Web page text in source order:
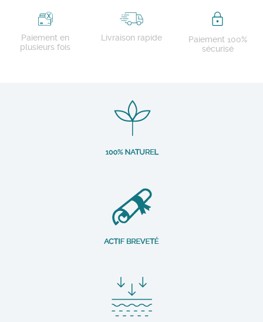
Paiement en
plusieurs fois
Livraison rapide
Paiement 100%
sécurisé